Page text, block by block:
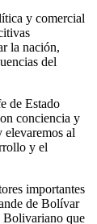
y comercial
la nación,
del
de Estado
conciencia y
al
y el
importantes
de Bolívar
Bolivariano que